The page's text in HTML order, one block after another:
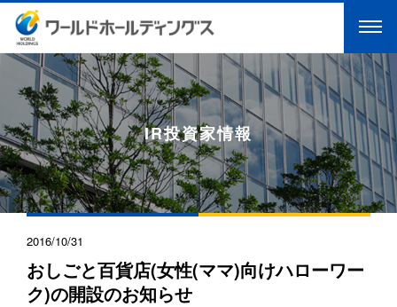
IR投資家情報
2016/10/31
おしごと百貨店(女性(ママ)向けハローワー
ク)の開設のお知らせ